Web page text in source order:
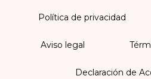
Política de privacidad
Aviso legal
Declaración de